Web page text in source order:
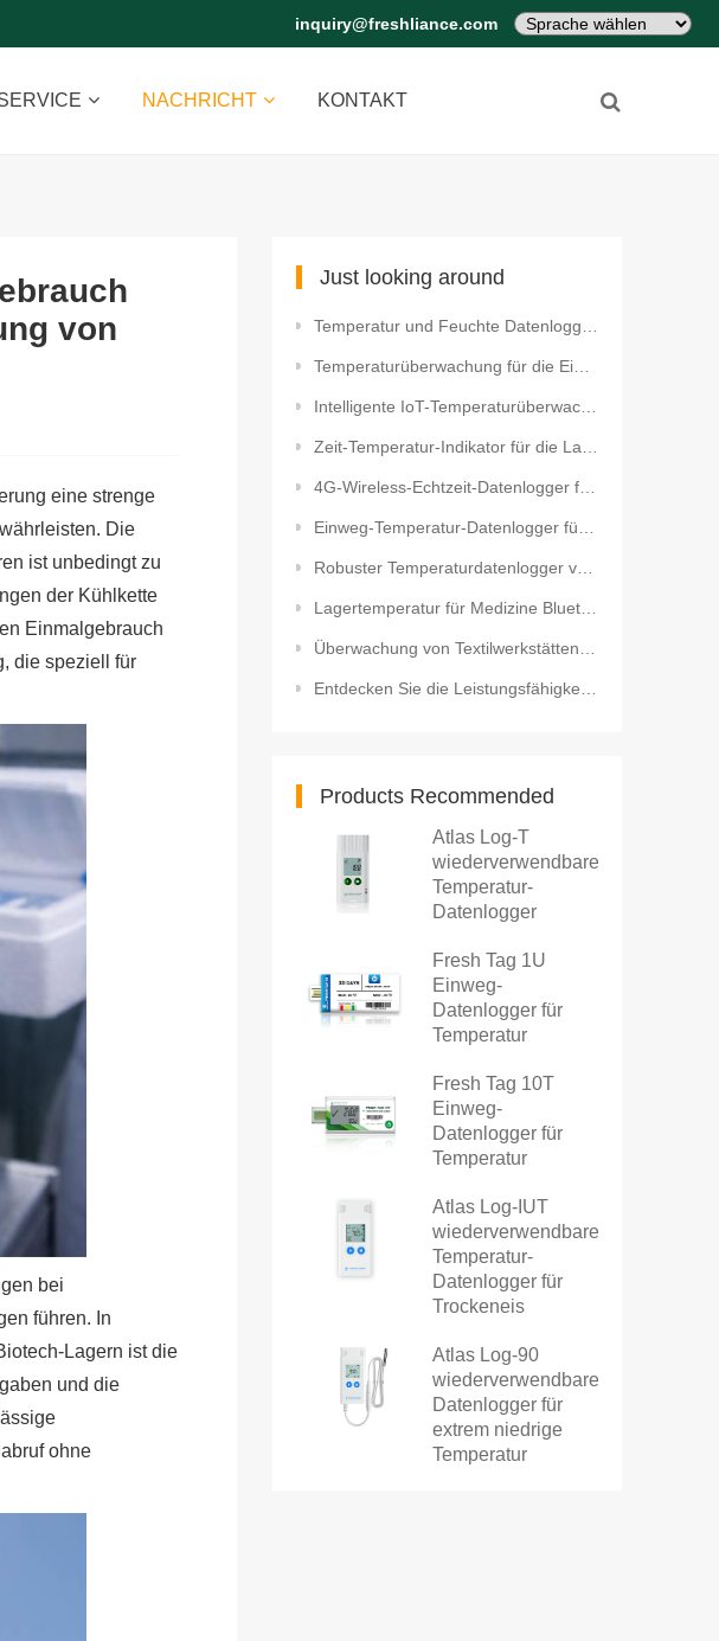
inquiry@freshliance.com
NACHRICHT KONTAKT
von
eine strenge
Die
ist unbedingt zu
der Kühlkette
Einmalgebrauch
die speziell für
bei
führen. In
Lagern ist die
und die
ohne
Just looking around
Temperatur und Feuchte Datenlogger für Mango Wiederverwendbar USB Temperatur und Feuchte Datenlogger
Temperaturüberwachung für die Eierninkubation Bluetooth Einweg-Temperaturdatenlogger für EiernInkuba
Intelligente IoT-Temperaturüberwachung für Serverräume
Zeit-Temperatur-Indikator für die Lagerung von künstlichen Gelenken
4G-Wireless-Echtzeit-Datenlogger für die Umweltüberwachung im Gewächshaus
Einweg-Temperatur-Datenlogger für den Transport von Tierimpfstoffen
Robuster Temperaturdatenlogger von Iron Tag – der Helfer bei der Destillation ätherischer Öle
Lagertemperatur für Medizine Bluetooth Einweg-Temperaturdatenlogger
Überwachung von Textilwerkstätten mit WLAN-Temperatur- und Feuchtigkeitssensor
Entdecken Sie die Leistungsfähigkeit robuster Temperaturdatenlogger für Autoklaven!
Products Recommended
Atlas Log-T
wiederverwendbarer
Temperatur-
Datenlogger
Fresh Tag 1U
Einweg-
Datenlogger für
Temperatur
Fresh Tag 10T
Einweg-
Datenlogger für
Temperatur
Atlas Log-IUT
wiederverwendbarer
Temperatur-
Datenlogger für
Trockeneis
Atlas Log-90
wiederverwendbarer
Datenlogger für
extrem niedrige
Temperatur